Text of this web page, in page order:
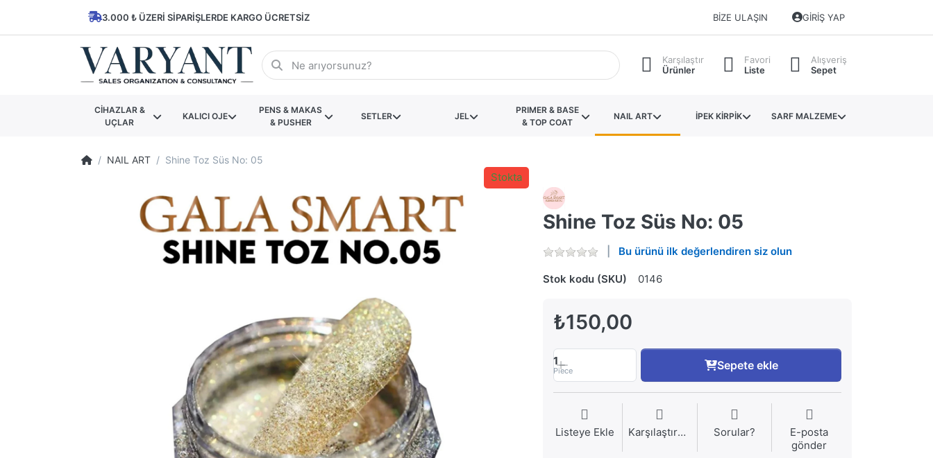
3.000 ₺ ÜZERI SIPARIŞLERDE KARGO ÜCRETSIZ BIZE ULAŞIN GIRIŞ YAP
Karşılaştır
Ürünler
Favori
Liste
Alışveriş
Sepet
CİHAZLAR &
UÇLAR
KALICI OJE
PENS & MAKAS
& PUSHER
SETLER JEL
PRIMER & BASE
& TOP COAT
NAIL ART İPEK KİRPİK SARF MALZEME
NAIL ART Shine Toz Süs No: 05
Shine Toz Süs No: 05
Bu ürünü ilk değerlendiren siz olun
Stok kodu (SKU) 0146
₺150,00
Stokta
1
Piece Sepete ekle
Listeye Ekle Karşılaştırma Sorular?
E-posta
gönder